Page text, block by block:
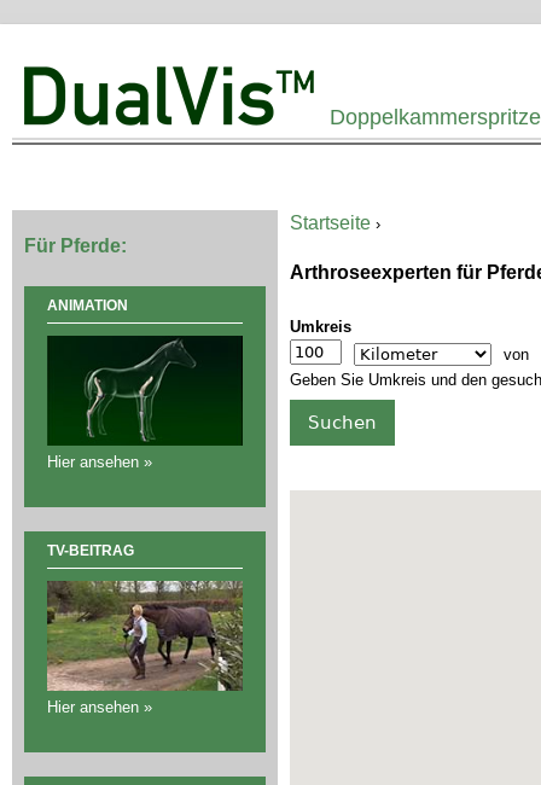
Sie sind hier
Startseite ›
Arthroseexperten für
Umkreis
EntfernungEinheit
von
Geben Sie Umkreis und den
Für Pferde:
ANIMATION
Hier ansehen »
TV-BEITRAG
Hier ansehen »